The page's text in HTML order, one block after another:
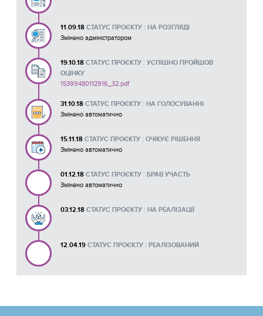
11.09.18 СТАТУС ПРОЄКТУ : НА РОЗГЛЯДІ
Змінено адміністратором
19.10.18 СТАТУС ПРОЄКТУ : УСПІШНО ПРОЙШОВ
ОЦІНКУ
15399480112916_32.pdf
31.10.18 СТАТУС ПРОЄКТУ : НА ГОЛОСУВАННІ
Змінено автоматично
15.11.18 СТАТУС ПРОЄКТУ : ОЧІКУЄ РІШЕННЯ
Змінено автоматично
01.12.18 СТАТУС ПРОЄКТУ : БРАВ УЧАСТЬ
Змінено автоматично
03.12.18 СТАТУС ПРОЄКТУ : НА РЕАЛІЗАЦІЇ
12.04.19 СТАТУС ПРОЄКТУ : РЕАЛІЗОВАНИЙ